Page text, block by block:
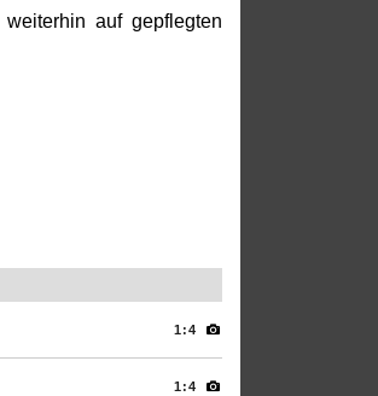
auf gepflegten
1:4
1:4